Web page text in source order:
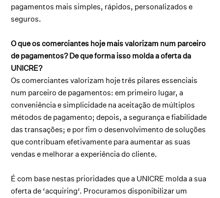
pagamentos mais simples, rápidos, personalizados e
seguros.
O que os comerciantes hoje mais valorizam num parceiro
de pagamentos? De que forma isso molda a oferta da
UNICRE?
Os comerciantes valorizam hoje três pilares essenciais
num parceiro de pagamentos: em primeiro lugar, a
conveniência e simplicidade na aceitação de múltiplos
métodos de pagamento; depois, a segurança e fiabilidade
das transações; e por fim o desenvolvimento de soluções
que contribuam efetivamente para aumentar as suas
vendas e melhorar a experiência do cliente.
É com base nestas prioridades que a UNICRE molda a sua
oferta de ‘acquiring‘. Procuramos disponibilizar um